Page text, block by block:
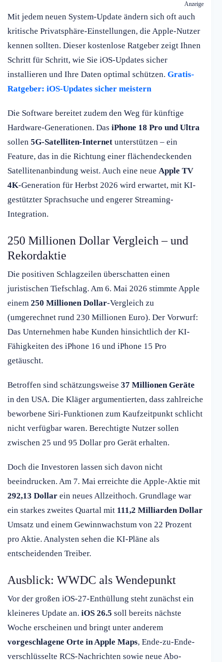
Anzeige
Mit jedem neuen System-Update ändern sich oft auch
kritische Privatsphäre-Einstellungen, die Apple-Nutzer
kennen sollten. Dieser kostenlose Ratgeber zeigt Ihnen
Schritt für Schritt, wie Sie iOS-Updates sicher
installieren und Ihre Daten optimal schützen. Gratis-
Ratgeber: iOS-Updates sicher meistern
Die Software bereitet zudem den Weg für künftige
Hardware-Generationen. Das iPhone 18 Pro und Ultra
sollen 5G-Satelliten-Internet unterstützen – ein
Feature, das in die Richtung einer flächendeckenden
Satellitenanbindung weist. Auch eine neue Apple TV
4K-Generation für Herbst 2026 wird erwartet, mit KI-
gestützter Sprachsuche und engerer Streaming-
Integration.
250 Millionen Dollar Vergleich – und
Rekordaktie
Die positiven Schlagzeilen überschatten einen
juristischen Tiefschlag. Am 6. Mai 2026 stimmte Apple
einem 250 Millionen Dollar-Vergleich zu
(umgerechnet rund 230 Millionen Euro). Der Vorwurf:
Das Unternehmen habe Kunden hinsichtlich der KI-
Fähigkeiten des iPhone 16 und iPhone 15 Pro
getäuscht.
Betroffen sind schätzungsweise 37 Millionen Geräte
in den USA. Die Kläger argumentierten, dass zahlreiche
beworbene Siri-Funktionen zum Kaufzeitpunkt schlicht
nicht verfügbar waren. Berechtigte Nutzer sollen
zwischen 25 und 95 Dollar pro Gerät erhalten.
Doch die Investoren lassen sich davon nicht
beeindrucken. Am 7. Mai erreichte die Apple-Aktie mit
292,13 Dollar ein neues Allzeithoch. Grundlage war
ein starkes zweites Quartal mit 111,2 Milliarden Dollar
Umsatz und einem Gewinnwachstum von 22 Prozent
pro Aktie. Analysten sehen die KI-Pläne als
entscheidenden Treiber.
Ausblick: WWDC als Wendepunkt
Vor der großen iOS-27-Enthüllung steht zunächst ein
kleineres Update an. iOS 26.5 soll bereits nächste
Woche erscheinen und bringt unter anderem
vorgeschlagene Orte in Apple Maps, Ende-zu-Ende-
verschlüsselte RCS-Nachrichten sowie neue Abo-